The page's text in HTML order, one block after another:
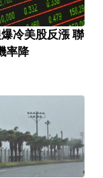
冷美股反漲 聯
率降